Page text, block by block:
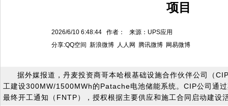
项目
2026/6/10 6:48:44 作者： 来源：UPS应用
分享:QQ空间 新浪微博 人人网 腾讯微博 网易微博
据外媒报道，丹麦投资商哥本哈根基础设施合作伙伴公司（
工建设300MW/1500MWh的Patache电池储能系统。CIP公司通
最终开工通知（FNTP），授权根据主要供应和施工合同启动建设